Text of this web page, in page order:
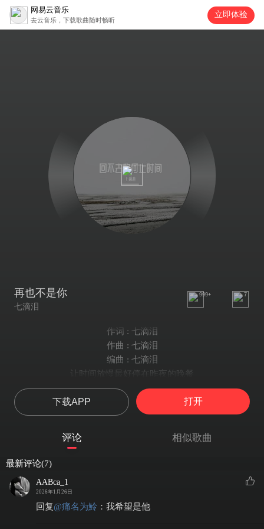
网易云音乐
去云音乐，下载歌曲随时畅听
立即体验
再也不是你
七滴泪
999+ 7
作词 : 七滴泪
作曲 : 七滴泪
编曲 : 七滴泪
让时间放慢最好停在昨夜的晚餐
一个人闭上双眼许下不可能的心愿
早就看透了你是短暂
只是没有说破的勇敢你
就应该一拍两散
下载APP 打开
评论 相似歌曲
最新评论(7)
AABca_1
2026年1月26日
回复@痛名为魿 ： 我希望是他